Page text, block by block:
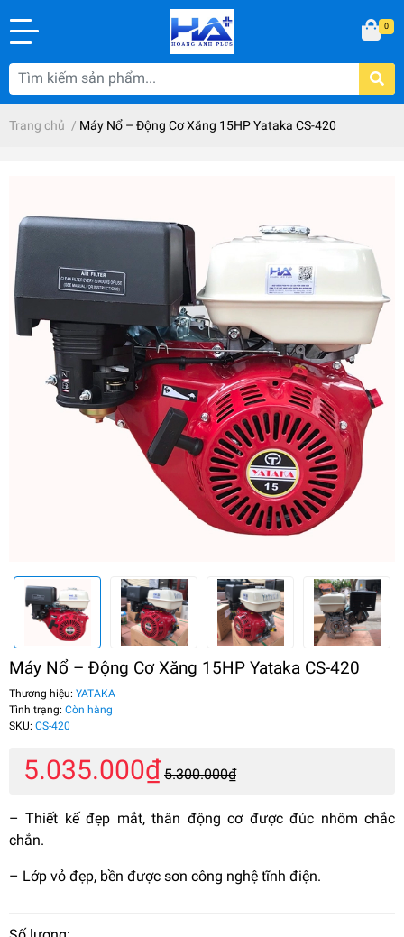
0
Trang chủ / Máy Nổ – Động Cơ Xăng 15HP Yataka CS-420
Máy Nổ – Động Cơ Xăng 15HP Yataka CS-420
Thương hiệu: YATAKA
Tình trạng: Còn hàng
SKU: CS-420
5.035.000₫ 5.300.000₫
– Thiết kế đẹp mắt, thân động cơ được đúc nhôm chắc
chắn.
– Lớp vỏ đẹp, bền được sơn công nghệ tĩnh điện.